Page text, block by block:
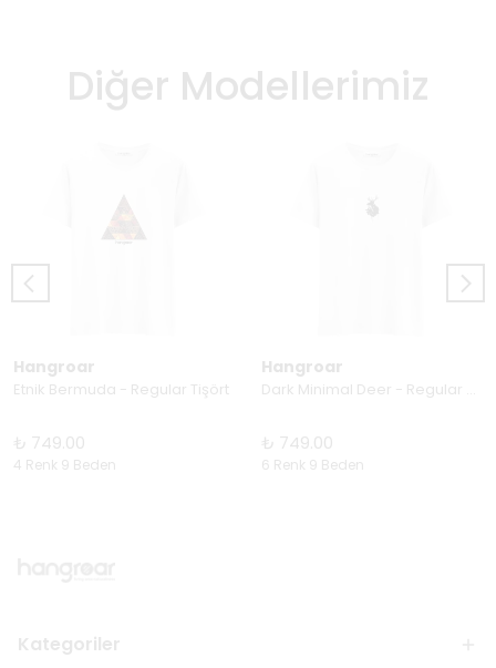
Diğer Modellerimiz
Hangroar
Etnik Bermuda - Regular Tişört
₺ 749.00
4 Renk 9 Beden
Hangroar
₺ 749.00
6 Renk 9 Beden